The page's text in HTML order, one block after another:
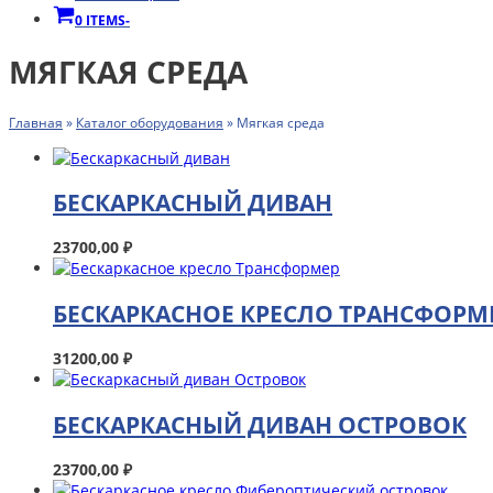
0 ITEMS-
МЯГКАЯ СРЕДА
Главная » Каталог оборудования » Мягкая среда
БЕСКАРКАСНЫЙ ДИВАН
23700,00 ₽
БЕСКАРКАСНОЕ КРЕСЛО
31200,00 ₽
БЕСКАРКАСНЫЙ ДИВАН ОСТРОВОК
23700,00 ₽